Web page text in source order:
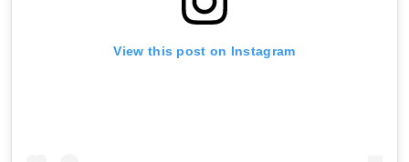
View this post on Instagram